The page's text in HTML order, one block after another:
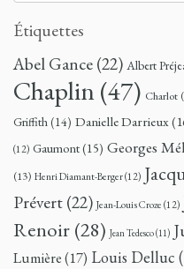
Étiquettes
Abel Gance(22) Albert
Chaplin(47) Charlot
Griffith(14) Danielle Darrieux
(12) Gaumont(15) Georges
(13) Henri Diamant-Berger(12)
Prévert(22) Jean-Louis Croze (12)
Renoir (28) Jean Tedesco(11)
Lumière(17) Louis Delluc